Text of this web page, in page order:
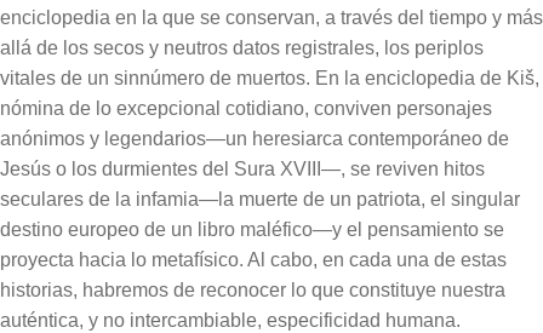
enciclopedia en la que se conservan, a través del tiempo y más
allá de los secos y neutros datos registrales, los periplos
vitales de un sinnúmero de muertos. En la enciclopedia de Kiš,
nómina de lo excepcional cotidiano, conviven personajes
anónimos y legendarios—un heresiarca contemporáneo de
Jesús o los durmientes del Sura XVIII—, se reviven hitos
seculares de la infamia—la muerte de un patriota, el singular
destino europeo de un libro maléfico—y el pensamiento se
proyecta hacia lo metafísico. Al cabo, en cada una de estas
historias, habremos de reconocer lo que constituye nuestra
auténtica, y no intercambiable, especificidad humana.